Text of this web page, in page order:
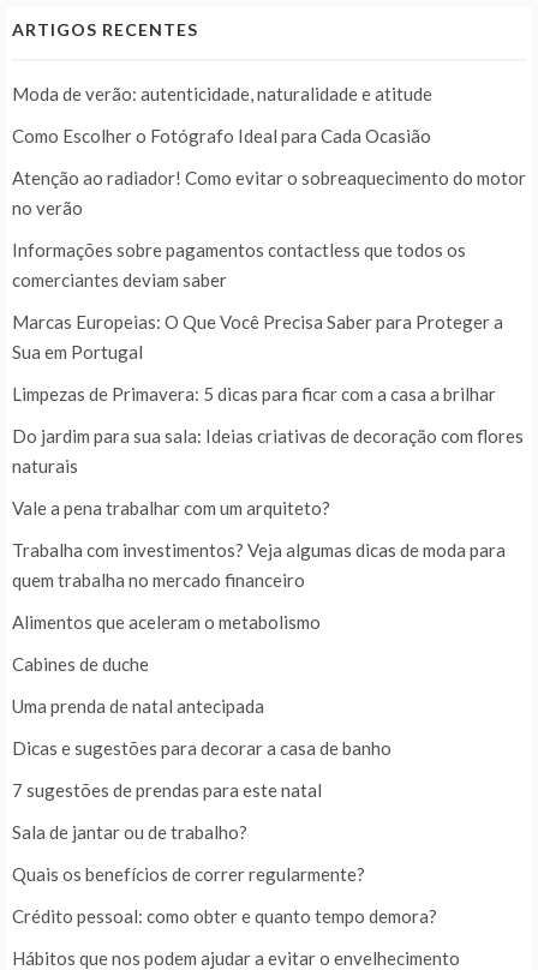
ARTIGOS RECENTES
Moda de verão: autenticidade, naturalidade e atitude
Como Escolher o Fotógrafo Ideal para Cada Ocasião
Atenção ao radiador! Como evitar o sobreaquecimento do motor
no verão
Informações sobre pagamentos contactless que todos os
comerciantes deviam saber
Marcas Europeias: O Que Você Precisa Saber para Proteger a
Sua em Portugal
Limpezas de Primavera: 5 dicas para ficar com a casa a brilhar
Do jardim para sua sala: Ideias criativas de decoração com flores
naturais
Vale a pena trabalhar com um arquiteto?
Trabalha com investimentos? Veja algumas dicas de moda para
quem trabalha no mercado financeiro
Alimentos que aceleram o metabolismo
Cabines de duche
Uma prenda de natal antecipada
Dicas e sugestões para decorar a casa de banho
7 sugestões de prendas para este natal
Sala de jantar ou de trabalho?
Quais os benefícios de correr regularmente?
Crédito pessoal: como obter e quanto tempo demora?
Hábitos que nos podem ajudar a evitar o envelhecimento